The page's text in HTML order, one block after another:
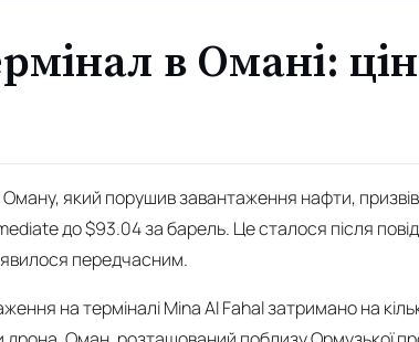
в Омані:
Оману, який порушив завантаження нафти,
до $93.04 за барель. Це сталося після
передчасним.
на терміналі Mina Al Fahal затримано на